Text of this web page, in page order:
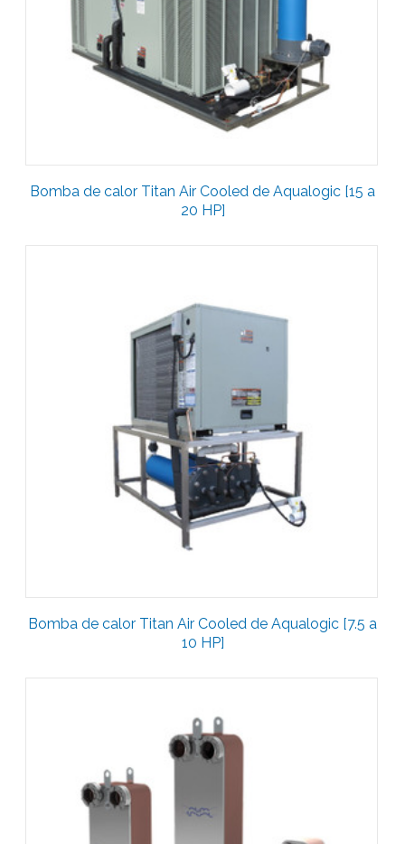
Bomba de calor Titan Air Cooled de Aqualogic [15 a
20 HP]
Bomba de calor Titan Air Cooled de Aqualogic [7.5 a
10 HP]